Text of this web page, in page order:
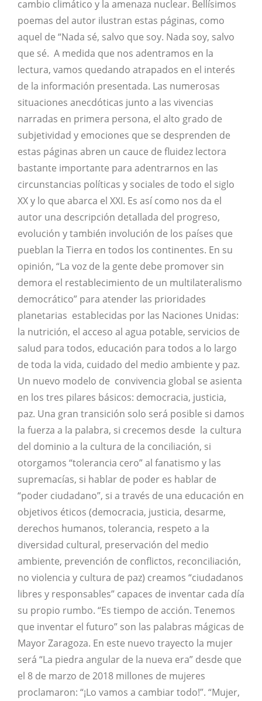
cambio climático y la amenaza nuclear. Bellísimos
poemas del autor ilustran estas páginas, como
aquel de “Nada sé, salvo que soy. Nada soy, salvo
que sé. A medida que nos adentramos en la
lectura, vamos quedando atrapados en el interés
de la información presentada. Las numerosas
situaciones anecdóticas junto a las vivencias
narradas en primera persona, el alto grado de
subjetividad y emociones que se desprenden de
estas páginas abren un cauce de fluidez lectora
bastante importante para adentrarnos en las
circunstancias políticas y sociales de todo el siglo
XX y lo que abarca el XXI. Es así como nos da el
autor una descripción detallada del progreso,
evolución y también involución de los países que
pueblan la Tierra en todos los continentes. En su
opinión, “La voz de la gente debe promover sin
demora el restablecimiento de un multilateralismo
democrático” para atender las prioridades
planetarias establecidas por las Naciones Unidas:
la nutrición, el acceso al agua potable, servicios de
salud para todos, educación para todos a lo largo
de toda la vida, cuidado del medio ambiente y paz.
Un nuevo modelo de convivencia global se asienta
en los tres pilares básicos: democracia, justicia,
paz. Una gran transición solo será posible si damos
la fuerza a la palabra, si crecemos desde la cultura
del dominio a la cultura de la conciliación, si
otorgamos “tolerancia cero” al fanatismo y las
supremacías, si hablar de poder es hablar de
“poder ciudadano”, si a través de una educación en
objetivos éticos (democracia, justicia, desarme,
derechos humanos, tolerancia, respeto a la
diversidad cultural, preservación del medio
ambiente, prevención de conflictos, reconciliación,
no violencia y cultura de paz) creamos “ciudadanos
libres y responsables” capaces de inventar cada día
su propio rumbo. “Es tiempo de acción. Tenemos
que inventar el futuro” son las palabras mágicas de
Mayor Zaragoza. En este nuevo trayecto la mujer
será “La piedra angular de la nueva era” desde que
el 8 de marzo de 2018 millones de mujeres
proclamaron: “¡Lo vamos a cambiar todo!”. “Mujer,